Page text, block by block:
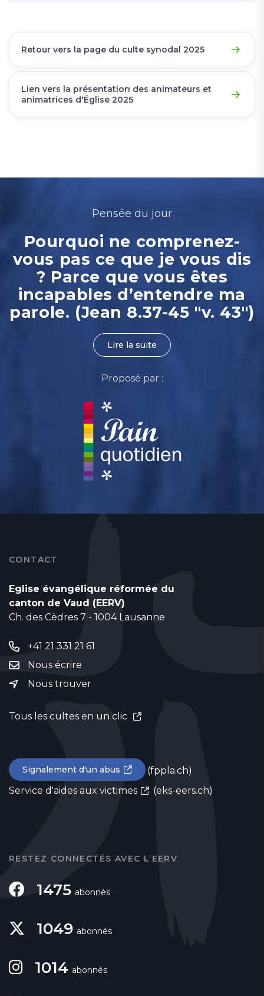
Retour vers la page du culte synodal 2025
Lien vers la présentation des animateurs et
animatrices d'Église 2025
Pensée du jour
Pourquoi ne comprenez-
vous pas ce que je vous dis
? Parce que vous êtes
incapables d’entendre ma
parole. (Jean 8.37-45 "v. 43")
Lire la suite
Proposé par :
CONTACT
Eglise évangélique réformée du
canton de Vaud (EERV)
Ch. des Cèdres 7 - 1004 Lausanne
+41 21 331 21 61
Nous écrire
Nous trouver
Tous les cultes en un clic
Signalement d'un abus
(fppla.ch)
Service d'aides aux victimes
(eks-eers.ch)
RESTEZ CONNECTÉS AVEC L’EERV
1475 abonnés
1049 abonnés
1014 abonnés